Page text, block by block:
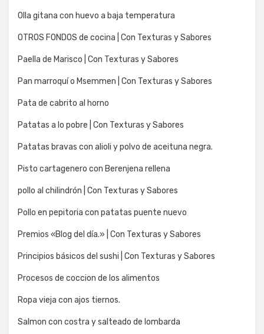
Olla gitana con huevo a baja temperatura
OTROS FONDOS de cocina | Con Texturas y Sabores
Paella de Marisco | Con Texturas y Sabores
Pan marroquí o Msemmen | Con Texturas y Sabores
Pata de cabrito al horno
Patatas a lo pobre | Con Texturas y Sabores
Patatas bravas con alioli y polvo de aceituna negra.
Pisto cartagenero con Berenjena rellena
pollo al chilindrón | Con Texturas y Sabores
Pollo en pepitoria con patatas puente nuevo
Premios «Blog del día.» | Con Texturas y Sabores
Principios básicos del sushi | Con Texturas y Sabores
Procesos de coccion de los alimentos
Ropa vieja con ajos tiernos.
Salmon con costra y salteado de lombarda